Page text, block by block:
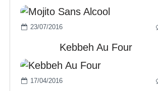
23/07/2016
Kebbeh Au Four
17/04/2016